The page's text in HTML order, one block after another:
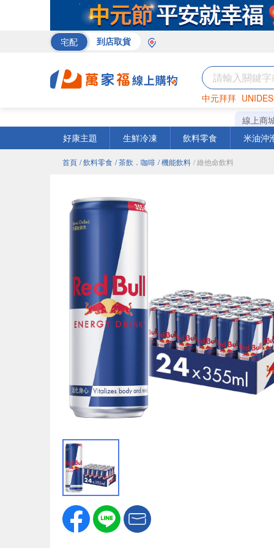
宅配 到店取貨
中元拜拜
罐頭 海苔
線上商
好康主題
生鮮冷凍 飲料零食 米油沖
首頁 / 飲料零食 / 茶飲．咖啡 / 機能飲料 / 維他命飲料